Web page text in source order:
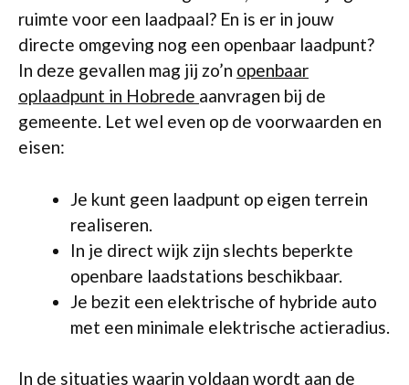
ruimte voor een laadpaal? En is er in jouw
directe omgeving nog een openbaar laadpunt?
In deze gevallen mag jij zo’n openbaar
oplaadpunt in Hobrede aanvragen bij de
gemeente. Let wel even op de voorwaarden en
eisen:
Je kunt geen laadpunt op eigen terrein
realiseren.
In je direct wijk zijn slechts beperkte
openbare laadstations beschikbaar.
Je bezit een elektrische of hybride auto
met een minimale elektrische actieradius.
In de situaties waarin voldaan wordt aan de